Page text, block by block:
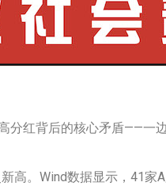
分红背后的核心矛盾——一
。Wind数据显示，41家